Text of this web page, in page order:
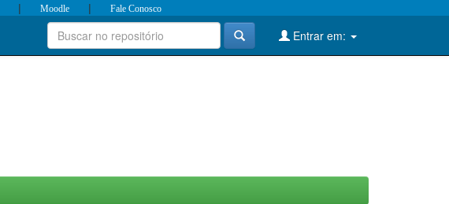
| Moodle | Fale Conosco
Entrar em: